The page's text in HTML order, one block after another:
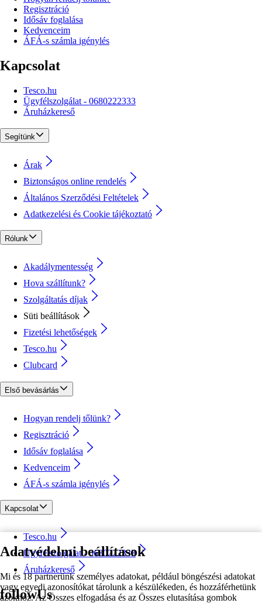
Adatvédelmi beállítások
Mi és 18 partnerünk személyes adatokat, például böngészési adatokat
vagy egyedi azonosítókat tárolunk a készülékeden, és hozzáférhetünk
azokhoz. Az Összes elfogadása és az Összes elutasítása gombok
Regisztráció
Idősáv foglalása
Kedvenceim
ÁFÁ-s számla igénylés
Kapcsolat
Tesco.hu
Ügyfélszolgálat - 0680222333
Áruházkereső
Segítünk
Árak
Biztonságos online rendelés
Általános Szerződési Feltételek
Adatkezelési és Cookie tájékoztató
Rólunk
Akadálymentesség
Hova szállítunk?
Szolgáltatás díjak
Süti beállítások
Fizetési lehetőségek
Tesco.hu
Clubcard
Első bevásárlás
Hogyan rendelj tőlünk?
Regisztráció
Idősáv foglalása
Kedvenceim
ÁFÁ-s számla igénylés
Kapcsolat
Tesco.hu
Ügyfélszolgálat - 0680222333
Áruházkereső
followUs